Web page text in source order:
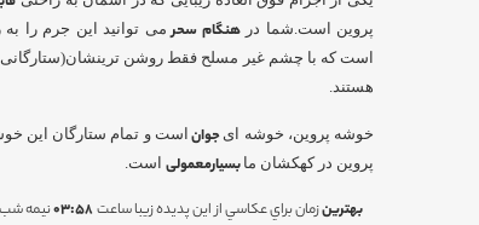
پروین است.شما درهنگام سحر می توانید این جرم را
است که با چشم غیر مسلح فقط روشن ترینشان(ستارگانی
هستند.
خوشه پروین، خوشه ایجوان است و تمام ستارگان این
پروین در کهکشان ما بسیارمعمولی است.
بهترينزمان براي عكاسي از اين پديده زيبا ساعت 03:58نيمه شب